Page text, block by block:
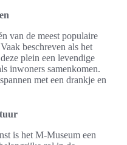
van de meest populaire
beschreven als het
plein een levendige
inwoners samenkomen.
met een drankje en
is het M-Museum een